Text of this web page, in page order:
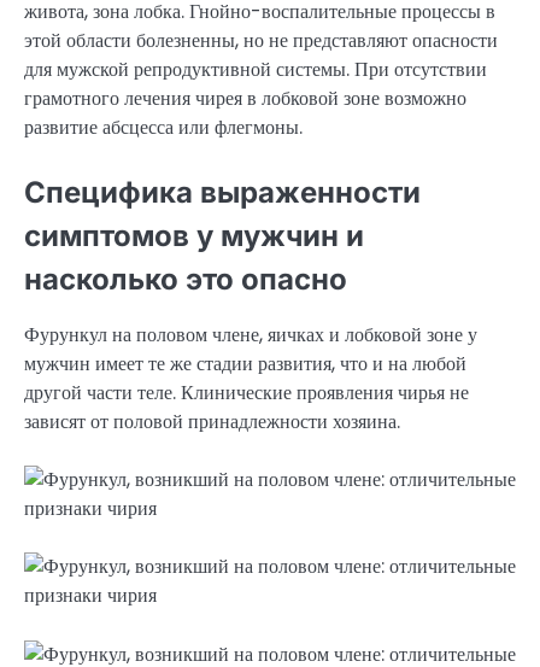
живота, зона лобка. Гнойно-воспалительные процессы в
этой области болезненны, но не представляют опасности
для мужской репродуктивной системы. При отсутствии
грамотного лечения чирея в лобковой зоне возможно
развитие абсцесса или флегмоны.
Специфика выраженности
симптомов у мужчин и
насколько это опасно
Фурункул на половом члене, яичках и лобковой зоне у
мужчин имеет те же стадии развития, что и на любой
другой части теле. Клинические проявления чирья не
зависят от половой принадлежности хозяина.